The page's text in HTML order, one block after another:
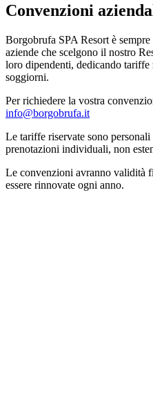
Convenzioni
Borgobrufa SPA Resort è
aziende che scelgono il nostro
loro dipendenti, dedicando tariffe
soggiorni.
Per richiedere la vostra
info@borgobrufa.it
Le tariffe riservate sono
prenotazioni individuali, non
Le convenzioni avranno validità
essere rinnovate ogni anno.